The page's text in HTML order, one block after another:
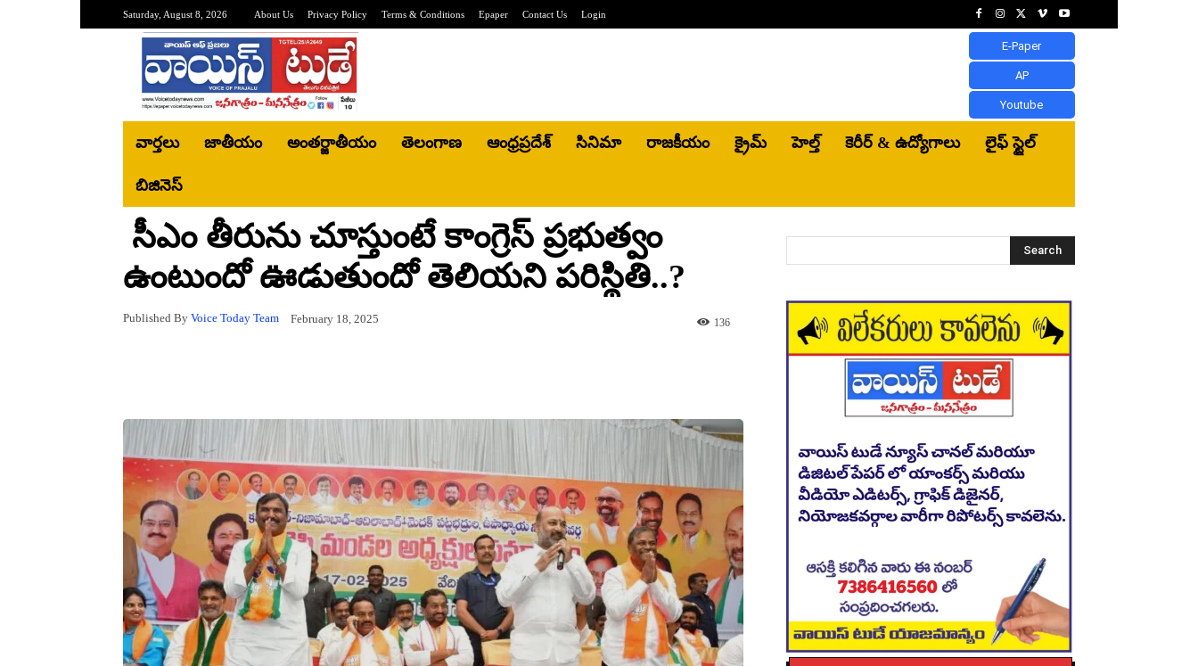
Saturday, August 8, 2026 About Us Privacy Policy Terms & Conditions Epaper Contact Us Login
E-Paper
AP
Youtube
వార్తలు జాతీయం అంతర్జాతీయం తెలంగాణ ఆంధ్రప్రదేశ్ సినిమా రాజకీయం క్రైమ్ హెల్త్‌ కెరీర్ & ఉద్యోగాలు లైఫ్ స్టైల్
బిజినెస్‌
సీఎం తీరును చూస్తుంటే కాంగ్రెస్ ప్రభుత్వం
ఉంటుందో ఊడుతుందో తెలియని పరిస్థితి..?
Published By Voice Today Team February 18, 2025 136
Search